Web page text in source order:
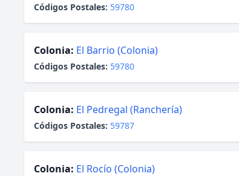
Códigos Postales: 59780
Colonia: El Barrio (Colonia)
Códigos Postales: 59780
Colonia: El Pedregal (Ranchería)
Códigos Postales: 59787
Colonia: El Rocío (Colonia)